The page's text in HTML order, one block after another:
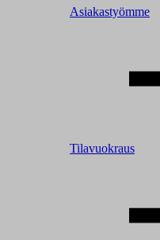
Asiakastyömme
Tilavuokraus